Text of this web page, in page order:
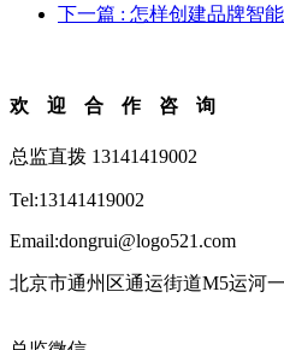
下一篇 : 怎样创建品牌智
欢迎合作咨询
总监直拨 13141419002
Tel:13141419002
Email:dongrui@logo521.com
北京市通州区通运街道M5运河